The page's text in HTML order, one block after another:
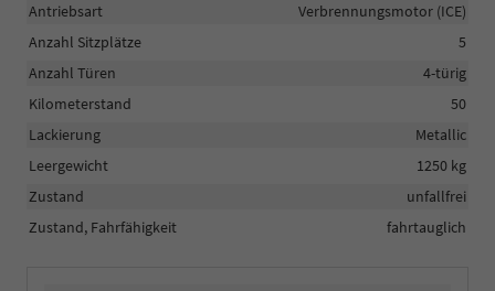
Antriebsart
Verbrennungsmotor (ICE)
Anzahl Sitzplätze
5
Anzahl Türen
4-türig
Kilometerstand
50
Lackierung
Metallic
Leergewicht
1250 kg
Zustand
unfallfrei
Zustand, Fahrfähigkeit
fahrtauglich